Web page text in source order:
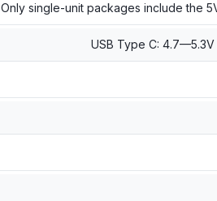
single-unit packages include the
USB Type C: